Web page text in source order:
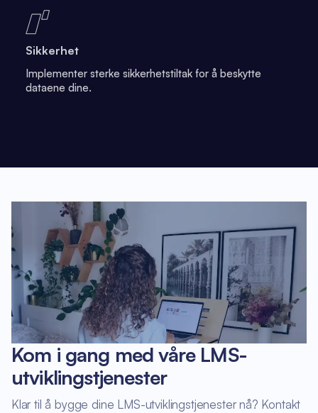
Sikkerhet
Implementer sterke sikkerhetstiltak for å beskytte
dataene dine.
Kom i gang med våre LMS-
utviklingstjenester
Klar til å bygge dine LMS-utviklingstjenester nå? Kontakt